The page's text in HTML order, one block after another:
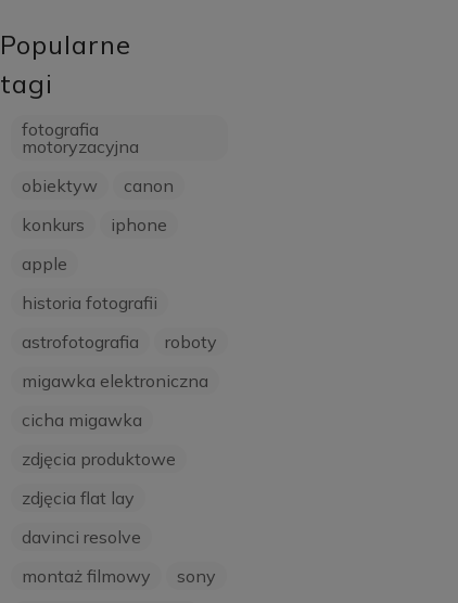
Popularne
tagi
fotografia
motoryzacyjna
obiektyw
canon
konkurs
iphone
apple
historia fotografii
astrofotografia
roboty
migawka elektroniczna
cicha migawka
zdjęcia produktowe
zdjęcia flat lay
davinci resolve
montaż filmowy
sony